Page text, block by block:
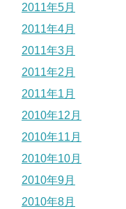
2011年5月
2011年4月
2011年3月
2011年2月
2011年1月
2010年12月
2010年11月
2010年10月
2010年9月
2010年8月